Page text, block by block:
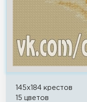
145x184 крестов
15 цветов